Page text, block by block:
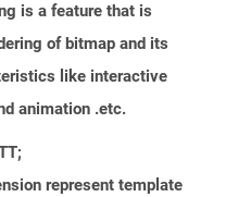
is a feature that is
of bitmap and its
like interactive
animation .etc.
represent template